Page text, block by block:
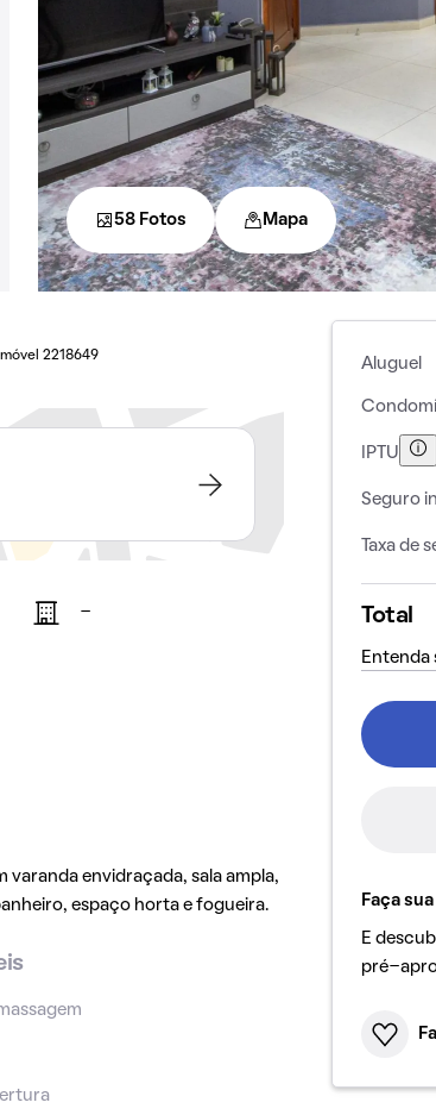
58 Fotos Mapa
Imóvel 2218649
-
varanda envidraçada, sala ampla,
espaço horta e fogueira.
Aluguel
IPTU
Seguro
Taxa de
Total
Entenda
Faça
E
pré-